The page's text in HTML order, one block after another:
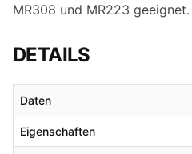
MR308 und MR223 geeignet.
DETAILS
Daten
Eigenschaften